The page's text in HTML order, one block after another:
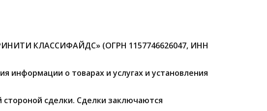
КЛАССИФАЙДС» (ОГРН 1157746626047, ИНН
информации о товарах и услугах и установления
сделки. Сделки заключаются